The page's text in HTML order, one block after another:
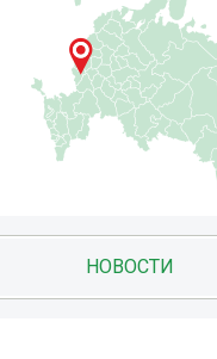
НОВОСТИ